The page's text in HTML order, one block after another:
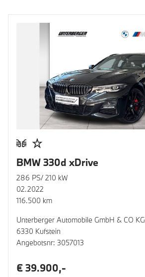
BMW 330d xDrive
286 PS/ 210 kW
02.2022
116.500 km
Unterberger Automobile GmbH & CO KG
6330 Kufstein
Angebotsnr: 3057013
€ 39.900,-